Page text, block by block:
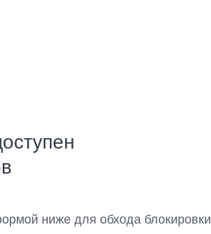
ниже для обхода блокировки